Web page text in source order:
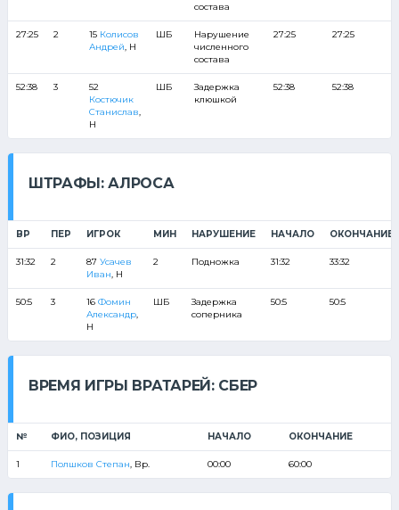
состава
27:25 2 15 Колисов
Андрей , Н
ШБ
Нарушение
численного
состава
27:25 27:25
52:38 3
52
Костючик
Станислав
Н
ШБ
Задержка
клюшкой
52:38 52:38
ШТРАФЫ: АЛРОСА
ВР ПЕР ИГРОК МИН НАРУШЕНИЕ НАЧАЛО ОКОНЧАНИЕ
31:32 2 87 Усачев
Иван , Н
2 Подножка 31:32 33:32
50:5 3 16 Фомин
Александр,
Н
ШБ
Задержка
соперника
50:5 50:5
ВРЕМЯ ИГРЫ ВРАТАРЕЙ: СБЕР
№ ФИО, ПОЗИЦИЯ НАЧАЛО ОКОНЧАНИЕ
1 Полшков Степан , Вр. 00:00 60:00